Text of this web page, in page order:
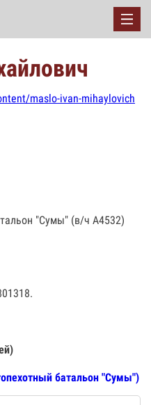
maslo-ivan-mihaylovich
"Сумы" (в/ч А4532)
батальон "Сумы")